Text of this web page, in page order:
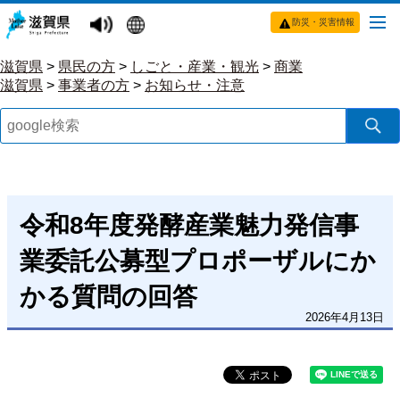
防災・災害情報
滋賀県 > 県民の方 > しごと・産業・観光 > 商業
滋賀県 > 事業者の方 > お知らせ・注意
令和8年度発酵産業魅力発信事
業委託公募型プロポーザルにか
かる質問の回答
2026年4月13日